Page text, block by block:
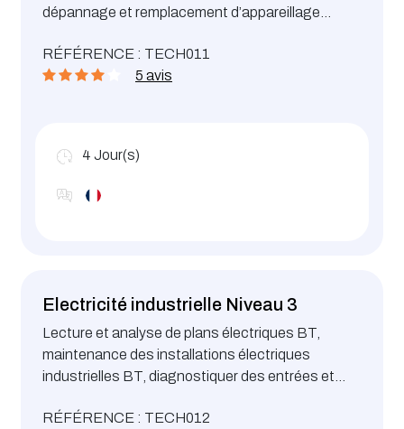
dépannage et remplacement d’appareillage
RÉFÉRENCE : TECH011
5 avis
4 Jour(s)
Electricité industrielle Niveau 3
Lecture et analyse de plans électriques BT,
maintenance des installations électriques
industrielles BT, diagnostiquer des entrées et
variateurs de vitesse pour complémenter
RÉFÉRENCE : TECH012